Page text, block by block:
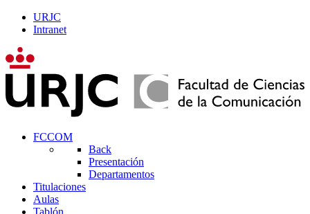
URJC
Intranet
FCCOM
Back
Presentación
Departamentos
Titulaciones
Aulas